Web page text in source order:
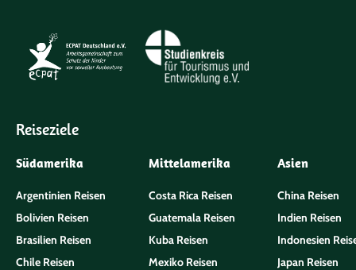
Reiseziele
Südamerika
Argentinien Reisen
Bolivien Reisen
Brasilien Reisen
Chile Reisen
Mittelamerika
Costa Rica Reisen
Guatemala Reisen
Kuba Reisen
Mexiko Reisen
Asien
China Reisen
Indien Reisen
Indonesien
Japan Reisen